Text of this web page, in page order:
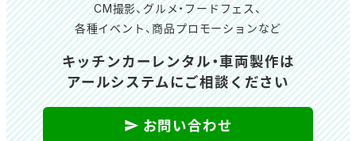
CM撮影、グルメ・フードフェス、
各種イベント、商品プロモーションなど
キッチンカーレンタル・車両製作は
アールシステムにご相談ください
お問い合わせ